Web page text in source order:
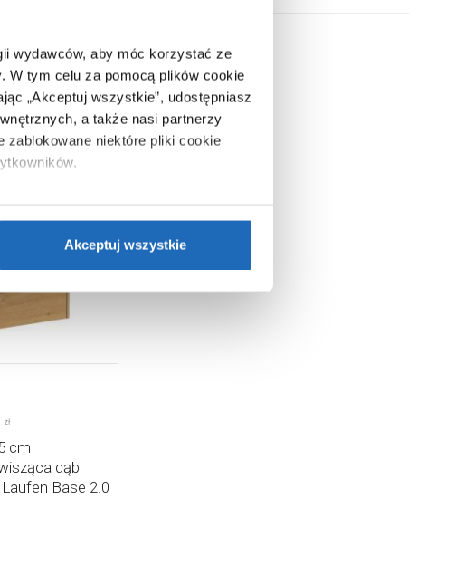
wydawców, aby móc korzystać ze
W tym celu za pomocą plików cookie
„Akceptuj wszystkie”, udostępniasz
a także nasi partnerzy
zablokowane niektóre pliki cookie
cookie”.Jeśli chcesz uzyskać
Akceptuj wszystkie
zł
cm
dąb
Base 2.0